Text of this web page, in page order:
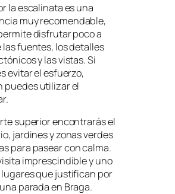
la escalinata es una
muy recomendable,
disfrutar poco a
las fuentes, los detalles
y las vistas. Si
evitar el esfuerzo,
puedes utilizar el
superior encontrarás el
jardines y zonas verdes
para pasear con calma.
imprescindible y uno
lugares que justifican por
parada en Braga.